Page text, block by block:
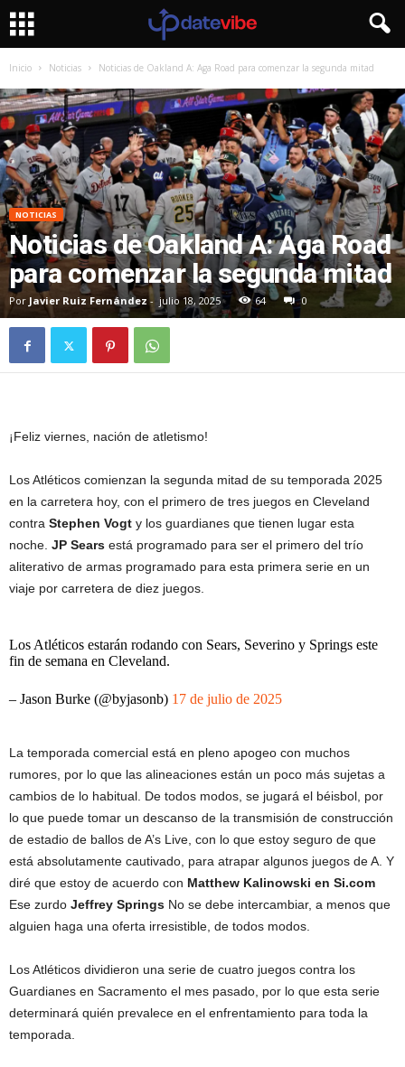
Inicio Noticias Noticias de Oakland A: Aga Road para comenzar la segunda mitad
NOTICIAS
Noticias de Oakland A: Aga Road
para comenzar la segunda mitad
Por Javier Ruiz Fernández - julio 18, 2025 64 0
¡Feliz viernes, nación de atletismo!
Los Atléticos comienzan la segunda mitad de su temporada 2025
en la carretera hoy, con el primero de tres juegos en Cleveland
contra Stephen Vogt y los guardianes que tienen lugar esta
noche. JP Sears está programado para ser el primero del trío
aliterativo de armas programado para esta primera serie en un
viaje por carretera de diez juegos.
Los Atléticos estarán rodando con Sears, Severino y Springs este
fin de semana en Cleveland.
– Jason Burke (@byjasonb) 17 de julio de 2025
La temporada comercial está en pleno apogeo con muchos
rumores, por lo que las alineaciones están un poco más sujetas a
cambios de lo habitual. De todos modos, se jugará el béisbol, por
lo que puede tomar un descanso de la transmisión de construcción
de estadio de ballos de A’s Live, con lo que estoy seguro de que
está absolutamente cautivado, para atrapar algunos juegos de A. Y
diré que estoy de acuerdo con Matthew Kalinowski en Si.com
Ese zurdo Jeffrey Springs No se debe intercambiar, a menos que
alguien haga una oferta irresistible, de todos modos.
Los Atléticos dividieron una serie de cuatro juegos contra los
Guardianes en Sacramento el mes pasado, por lo que esta serie
determinará quién prevalece en el enfrentamiento para toda la
temporada.